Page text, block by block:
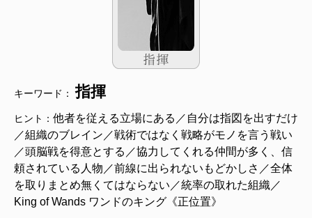
キーワード：指揮
ヒント： 他者を従える立場にある／自分は指図を出すだけ
／組織のブレイン／戦術ではなく戦略がモノを言う戦い
／頭脳戦を得意とする／協力してくれる仲間が多く、信
頼されている人物／前線に出られないもどかしさ／全体
を取りまとめ無くてはならない／統率の取れた組織／
King of Wands ワンドのキング《正位置》